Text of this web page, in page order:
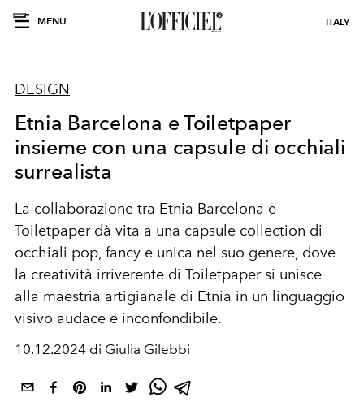
MENU ITALY
DESIGN
Etnia Barcelona e Toiletpaper
insieme con una capsule di occhiali
surrealista
La collaborazione tra Etnia Barcelona e
Toiletpaper dà vita a una capsule collection di
occhiali pop, fancy e unica nel suo genere, dove
la creatività irriverente di Toiletpaper si unisce
alla maestria artigianale di Etnia in un linguaggio
visivo audace e inconfondibile.
10.12.2024 di Giulia Gilebbi